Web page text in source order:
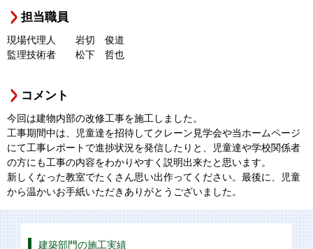
担当職員
現場代理人 岩切 俊道
監理技術者 松下 哲也
コメント
今回は建物内部の改修工事を施工しました。
工事期間中は、児童達を招待してクレーン見学会や当ホームページ
にて工事レポートで進捗状況を発信したりと、児童達や学校関係者
の方にも工事の内容をわかりやすく説明出来たと思います。
新しくなった教室でたくさん思い出作ってください。最後に、児童
から温かいお手紙いただきありがとうございました。
建築部門の施工実績